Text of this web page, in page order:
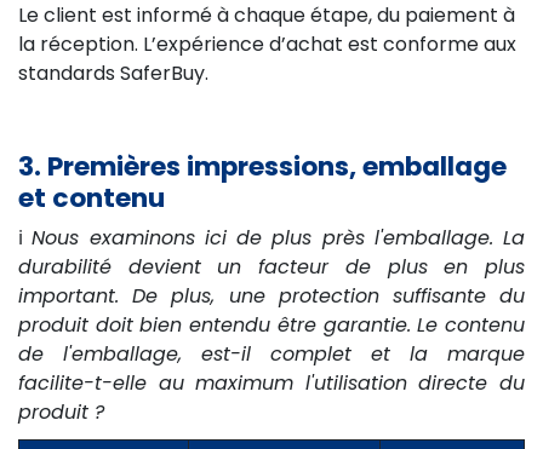
Le client est informé à chaque étape, du paiement à
la réception. L’expérience d’achat est conforme aux
standards SaferBuy.
3. Premières impressions, emballage
et contenu
ℹ️Nous examinons ici de plus près l'emballage. La
durabilité devient un facteur de plus en plus
important. De plus, une protection suffisante du
produit doit bien entendu être garantie. Le contenu
de l'emballage, est-il complet et la marque
facilite-t-elle au maximum l'utilisation directe du
produit ?